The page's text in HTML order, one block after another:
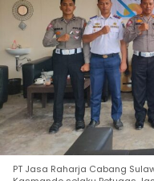
PT Jasa Raharja Cabang